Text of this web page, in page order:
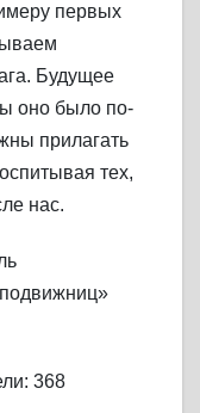
первых
Будущее
оно было по-
прилагать
тех,
нас.
368